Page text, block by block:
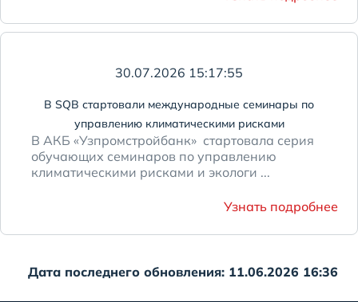
30.07.2026 15:17:55
В SQB стартовали международные семинары по
управлению климатическими рисками
В АКБ «Узпромстройбанк» стартовала серия
обучающих семинаров по управлению
климатическими рисками и экологи ...
Узнать подробнее
Дата последнего обновления: 11.06.2026 16:36